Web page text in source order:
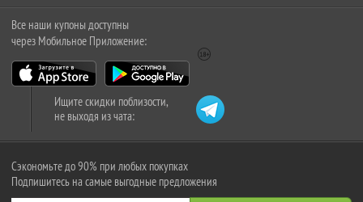
Все наши купоны доступны
через Мобильное Приложение:
Ищите скидки поблизости,
не выходя из чата:
Сэкономьте до 90% при любых покупках
Подпишитесь на самые выгодные предложения